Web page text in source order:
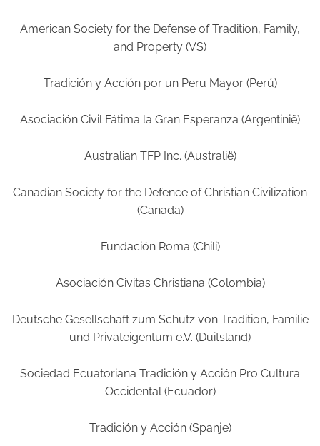
American Society for the Defense of Tradition, Family,
and Property (VS)
Tradición y Acción por un Peru Mayor (Perú)
Asociación Civil Fátima la Gran Esperanza (Argentinië)
Australian TFP Inc. (Australië)
Canadian Society for the Defence of Christian Civilization
(Canada)
Fundación Roma (Chili)
Asociación Civitas Christiana (Colombia)
Deutsche Gesellschaft zum Schutz von Tradition, Familie
und Privateigentum e.V. (Duitsland)
Sociedad Ecuatoriana Tradición y Acción Pro Cultura
Occidental (Ecuador)
Tradición y Acción (Spanje)